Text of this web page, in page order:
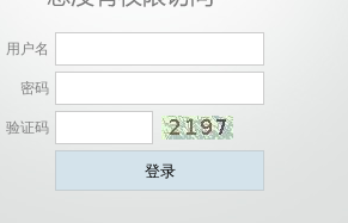
用户名
密码
验证码